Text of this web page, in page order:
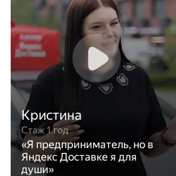
Кристина
Стаж 1 год
«Я предприниматель, но в
Яндекс Доставке я для
души»